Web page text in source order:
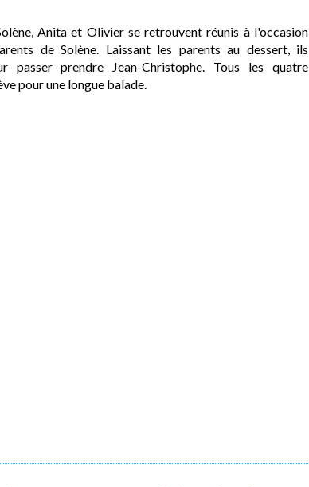
Anita et Olivier se retrouvent réunis à l'occasion
de Solène. Laissant les parents au dessert, ils
passer prendre Jean-Christophe. Tous les quatre
pour une longue balade.